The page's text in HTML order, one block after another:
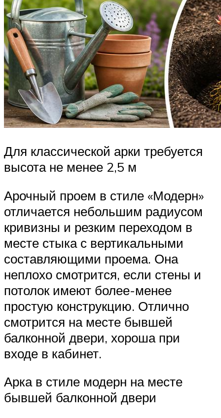
Для классической арки требуется
высота не менее 2,5 м
Арочный проем в стиле «Модерн»
отличается небольшим радиусом
кривизны и резким переходом в
месте стыка с вертикальными
составляющими проема. Она
неплохо смотрится, если стены и
потолок имеют более-менее
простую конструкцию. Отлично
смотрится на месте бывшей
балконной двери, хороша при
входе в кабинет.
Арка в стиле модерн на месте
бывшей балконной двери